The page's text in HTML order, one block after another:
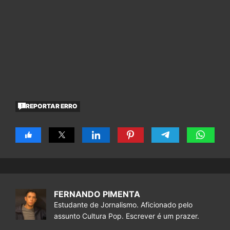
REPORTAR ERRO
FERNANDO PIMENTA
Estudante de Jornalismo. Aficionado pelo
assunto Cultura Pop. Escrever é um prazer.